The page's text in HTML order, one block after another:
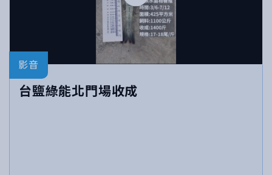
影音
台鹽綠能北門場收成